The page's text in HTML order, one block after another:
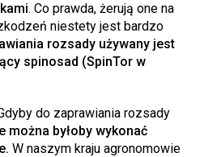
. Co prawda, żerują one na
niestety jest bardzo
rozsady używany jest
spinosad (SpinTor w
do zaprawiania rozsady
można byłoby wykonać
W naszym kraju agronomowie